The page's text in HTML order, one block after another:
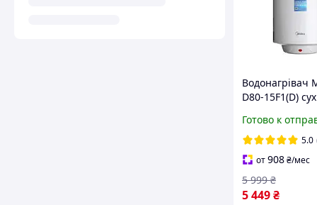
Водонагрівач
D80-15F1(D)
Готово к
5.0
от908₴/мес
5 449₴
5 999 ₴